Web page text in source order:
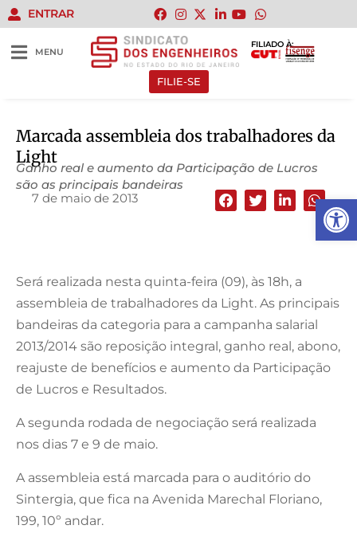
Abrir
ENTRAR
MENU
FILIADO À:
FILIE-SE
Marcada assembleia dos trabalhadores da
Light
Ganho real e aumento da Participação de Lucros
são as principais bandeiras
7 de maio de 2013
Será realizada nesta quinta-feira (09), às 18h, a
assembleia de trabalhadores da Light. As principais
bandeiras da categoria para a campanha salarial
2013/2014 são reposição integral, ganho real, abono,
reajuste de benefícios e aumento da Participação
de Lucros e Resultados.
A segunda rodada de negociação será realizada
nos dias 7 e 9 de maio.
A assembleia está marcada para o auditório do
Sintergia, que fica na Avenida Marechal Floriano,
199, 10º andar.